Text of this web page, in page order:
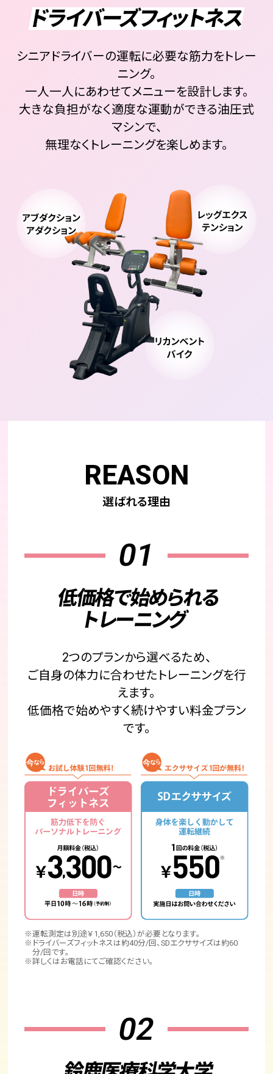
ドライバーズフィットネス
シニアドライバーの運転に必要な筋力をトレー
ニング。
一人一人にあわせてメニューを設計します。
大きな負担がなく適度な運動ができる油圧式
マシンで、
無理なくトレーニングを楽しめます。
REASON
選ばれる理由
01
低価格で始められる
トレーニング
2つのプランから選べるため、
ご自身の体力に合わせたトレーニングを行
えます。
低価格で始めやすく続けやすい料金プラン
です。
※運転測定は別途￥1,650（税込）が必要となります。
※ドライバーズフィットネスは約40分/回、SDエクササイズは約60
分/回です。
※詳しくはお電話にてご確認ください。
02